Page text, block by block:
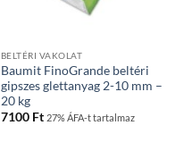
BELTÉRI VAKOLAT
Baumit FinoGrande beltéri
gipszes glettanyag 2-10 mm –
20 kg
7100 Ft 27% ÁFA-t tartalmaz